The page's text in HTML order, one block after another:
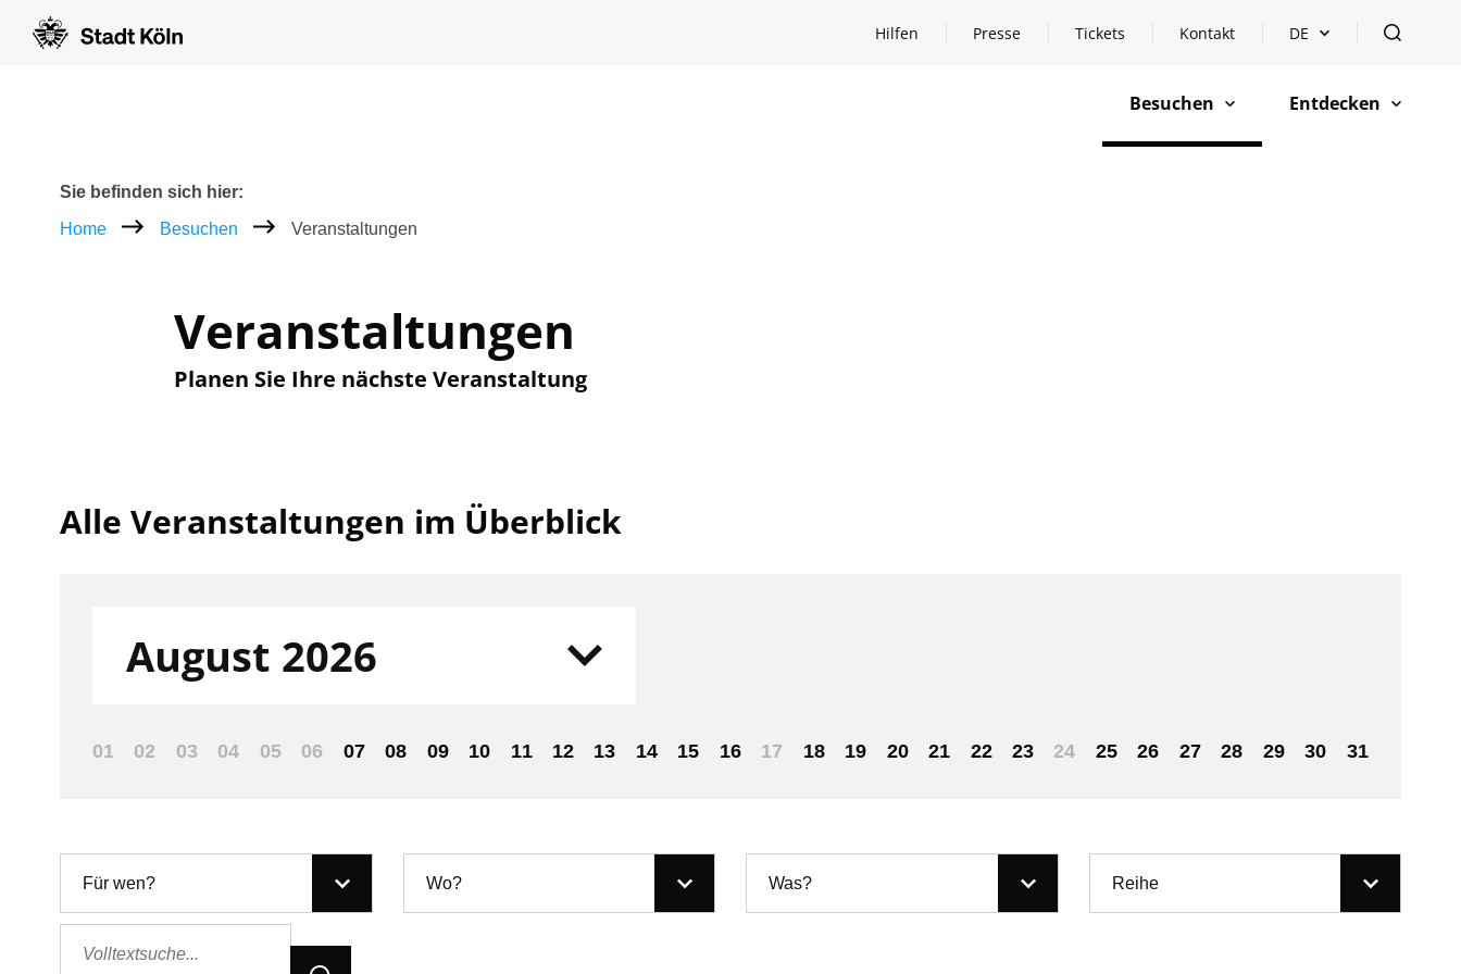
Hilfen
Hilfen öffnen Presse Tickets Kontakt Sprachauswahl öffnen
DE öffnen
Besuchen
öffnen Entdecken
öffnen
Breadcrumb
Sie befinden sich hier:
Home
Besuchen Veranstaltungen
Veranstaltungen
Planen Sie Ihre nächste Veranstaltung
Alle Veranstaltungen im Überblick
August 2026
01 02 03 04 05 06 07 08 09 10 11 12 13 14 15 16 17 18 19 20 21 22 23 24 25 26 27 28 29 30 31
Für wen? Wo? Was? Reihe